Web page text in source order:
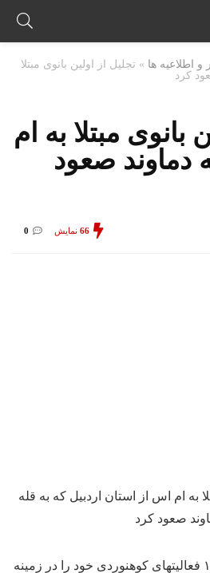
و اطلاعیه ها » تجلیل از اولین بانوی مبتلا
کرد
بانوی مبتلا به ام
دماوند صعود
66 نمایش 0
به ام اس از استان اردبیل که به قله
صعود کرد
سمیرا امامی در سال ۱۳۹۶ فعالیتهای کوهنوردی خود را در زمینه